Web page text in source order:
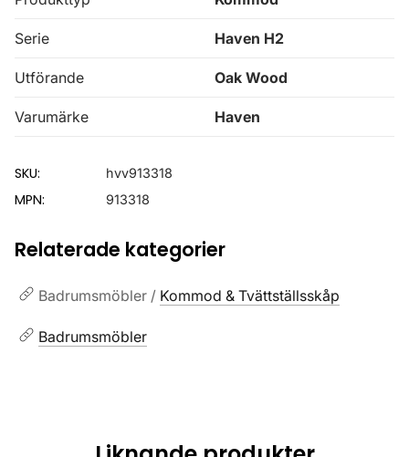
Serie Haven H2
Utförande Oak Wood
Varumärke Haven
SKU: hvv913318
MPN: 913318
Relaterade kategorier
Badrumsmöbler / Kommod & Tvättställsskåp
Badrumsmöbler